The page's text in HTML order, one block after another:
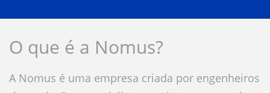
O que é a Nomus?
A Nomus é uma empresa criada por engenheiros